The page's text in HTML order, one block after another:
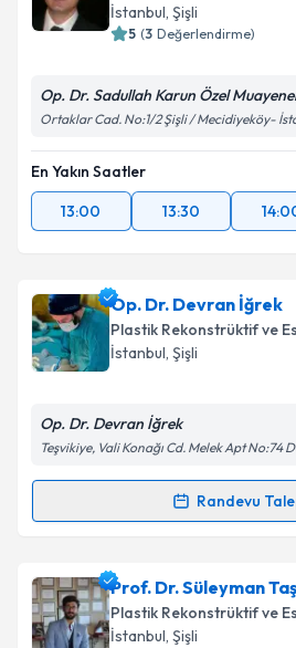
İstanbul, Şişli
5 (3 Değerlendirme)
Op. Dr. Sadullah Karun Özel
Ortaklar Cad. No:1/2 Şişli / Mecidiyeköy-
En Yakın Saatler
13:00
13:30
Op. Dr. Devran İğrek
Plastik Rekonstrüktif ve
İstanbul, Şişli
Op. Dr. Devran İğrek
Teşvikiye, Vali Konağı Cd. Melek Apt No:74
Randevu
Randevu Takvimi Talebi
Op. Dr. Devran İğrekiçin
oluşturun. Size bu uzmandan
takvim hazırlandığında e-posta
Prof. Dr. Süleyman Taş
Plastik Rekonstrüktif ve
İstanbul, Şişli